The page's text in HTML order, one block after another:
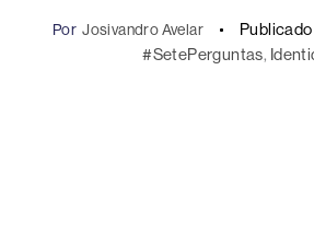
Por Josivandro Avelar Publicado
#SetePerguntas,